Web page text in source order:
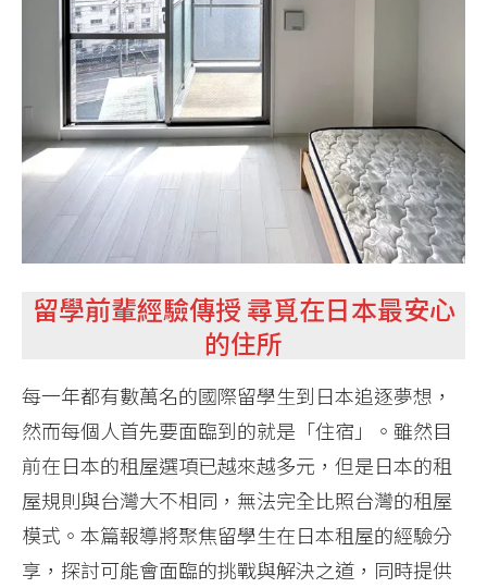
留學前輩經驗傳授 尋覓在日本最安心
的住所
每一年都有數萬名的國際留學生到日本追逐夢想，
然而每個人首先要面臨到的就是「住宿」。雖然目
前在日本的租屋選項已越來越多元，但是日本的租
屋規則與台灣大不相同，無法完全比照台灣的租屋
模式。本篇報導將聚焦留學生在日本租屋的經驗分
享，探討可能會面臨的挑戰與解決之道，同時提供